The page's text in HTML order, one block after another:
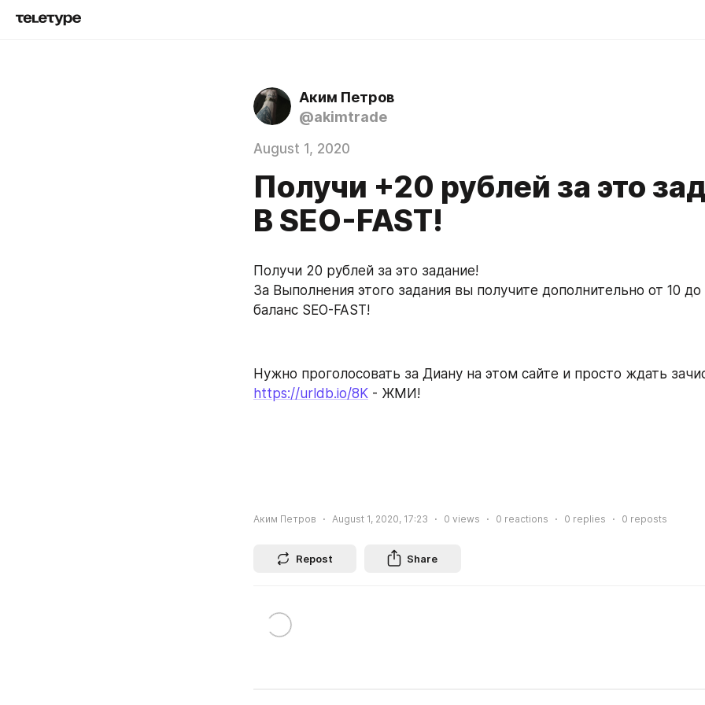
Аким Петров
@akimtrade
August 1, 2020
Получи +20 рублей за это
В SEO-FAST!
Получи 20 рублей за это задание!
За Выполнения этого задания вы получите дополнительно от 10
баланс SEO-FAST!
Нужно проголосовать за Диану на этом сайте и просто ждать
https://urldb.io/8K - ЖМИ!
Аким Петров August 1, 2020, 17:23 0 views 0 reactions 0 replies 0 reposts
Repost Share